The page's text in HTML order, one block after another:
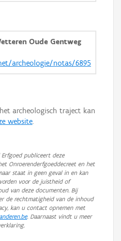
in grijswaarden
Oude Gentweg
archeologie/notas/6895
archeologisch traject kan
website.
publiceert deze
Onroerenderfgoeddecreet en het
staat in geen geval in en kan
voor de juistheid of
van deze documenten. Bij
de rechtmatigheid van de inhoud
kan u contact opnemen met
. Daarnaast vindt u meer